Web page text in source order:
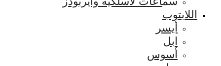
اللابتوب
أيسر
ابل
أسوس